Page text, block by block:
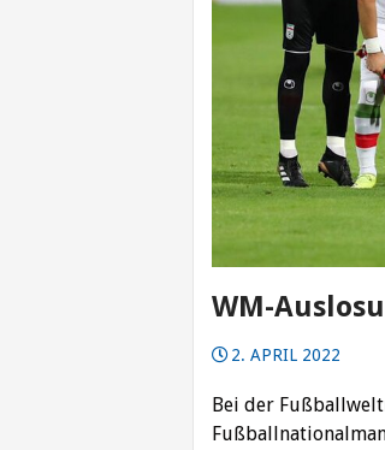
WM-
2. APRIL 2022
Bei der